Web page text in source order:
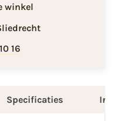
winkel
16
Specificaties